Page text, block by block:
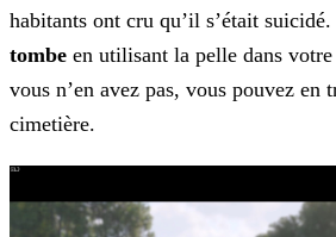
habitants ont cru qu’il s’était suicidé.
tombe en utilisant la pelle dans
vous n’en avez pas, vous pouvez en
cimetière.